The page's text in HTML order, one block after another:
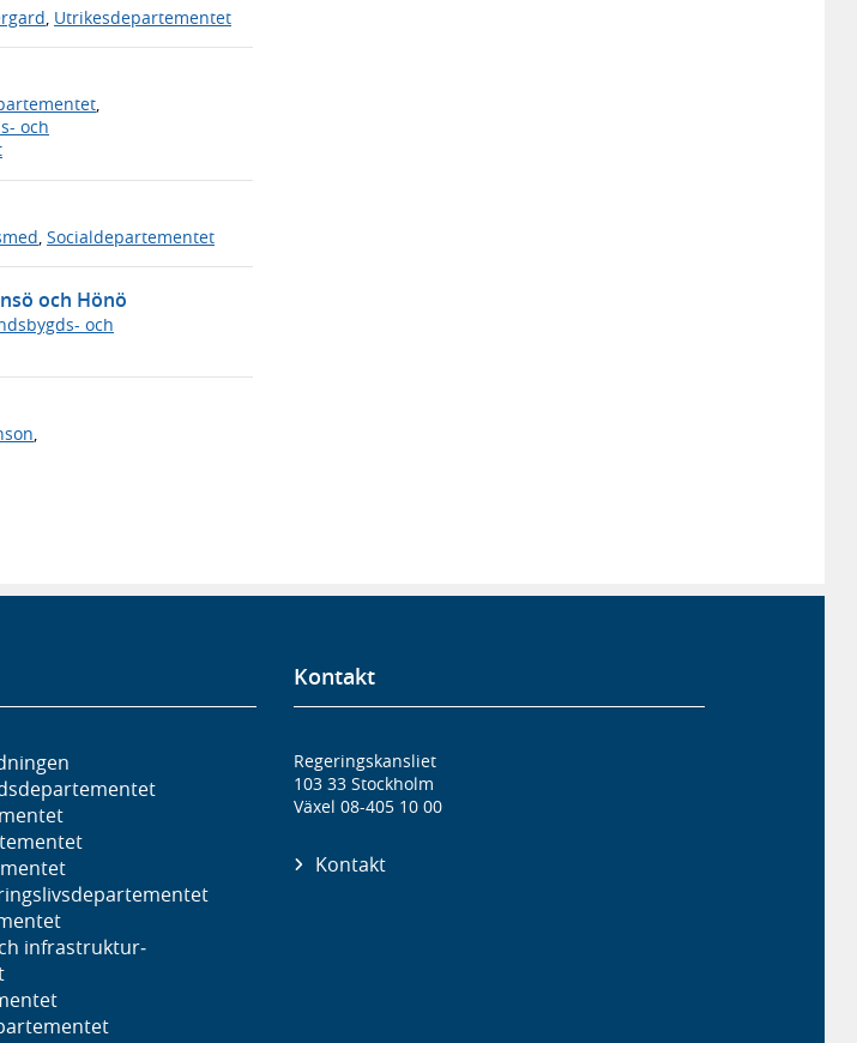
Utrikesdepartementet
,
och
, Socialdepartementet
och Hönö
och
,
infrastruktur­
Kontakt
Regeringskansliet
103 33 Stockholm
Växel 08-405 10 00
Kontakt